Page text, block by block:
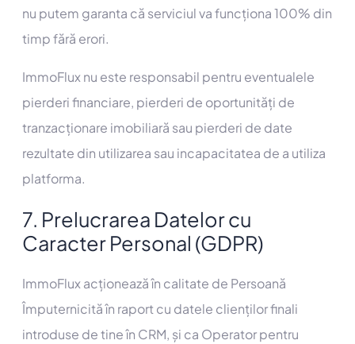
nu putem garanta că serviciul va funcționa 100% din
timp fără erori.
ImmoFlux nu este responsabil pentru eventualele
pierderi financiare, pierderi de oportunități de
tranzacționare imobiliară sau pierderi de date
rezultate din utilizarea sau incapacitatea de a utiliza
platforma.
7. Prelucrarea Datelor cu
Caracter Personal (GDPR)
ImmoFlux acționează în calitate de Persoană
Împuternicită în raport cu datele clienților finali
introduse de tine în CRM, și ca Operator pentru